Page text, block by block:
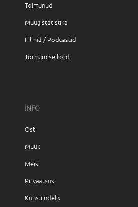
Toimunud
Müügistatistika
Filmid / Podcastid
Toimumise kord
INFO
Ost
Müük
Meist
Privaatsus
Kunstiindeks